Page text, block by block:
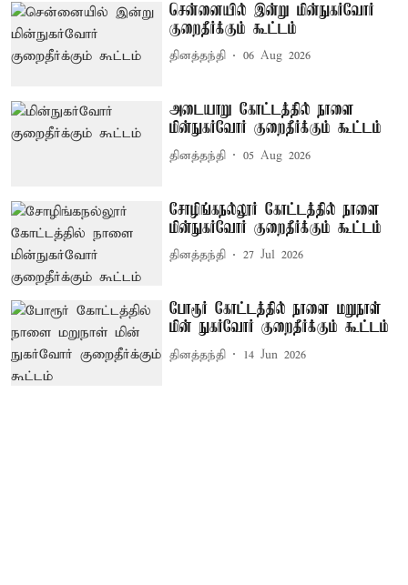
சென்னையில் இன்று மின்நுகர்வோர்
குறைதீர்க்கும் கூட்டம்
தினத்தந்தி 06 Aug 2026
அடையாறு கோட்டத்தில் நாளை
மின்நுகர்வோர் குறைதீர்க்கும் கூட்டம்
தினத்தந்தி 05 Aug 2026
சோழிங்கநல்லூர் கோட்டத்தில் நாளை
மின்நுகர்வோர் குறைதீர்க்கும் கூட்டம்
தினத்தந்தி 27 Jul 2026
போரூர் கோட்டத்தில் நாளை மறுநாள்
மின் நுகர்வோர் குறைதீர்க்கும் கூட்டம்
தினத்தந்தி 14 Jun 2026